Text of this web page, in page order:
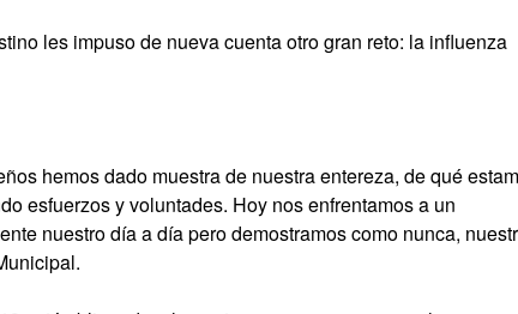
les impuso de nueva cuenta otro gran reto: la influenza
hemos dado muestra de nuestra entereza, de qué
esfuerzos y voluntades. Hoy nos enfrentamos a un
nuestro día a día pero demostramos como nunca,